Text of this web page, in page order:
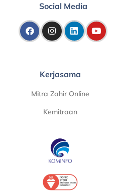
Social Media
Kerjasama
Mitra Zahir Online
Kemitraan